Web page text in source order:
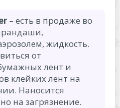
– есть в продаже во
жидкость.
от
лент и
клейких лент на
Наносится
на загрязнение.